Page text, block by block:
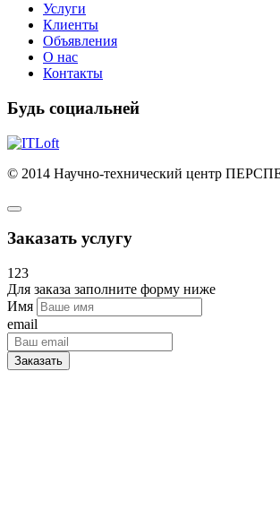
Услуги
Клиенты
Объявления
О нас
Контакты
Будь социальней
© 2014 Научно-технический центр
Заказать услугу
123
Для заказа заполните форму ниже
Имя
email
Заказать